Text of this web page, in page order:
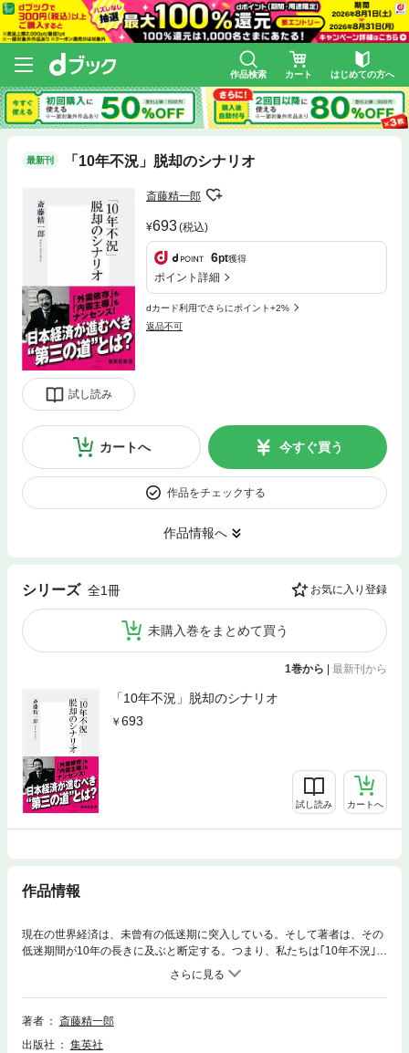
作品検索 カート はじめての方へ
最新刊 「10年不況」脱却のシナリオ
試し読み
斎藤精一郎
693(税込)
6pt獲得
ポイント詳細
dカード利用でさらにポイント+2%
返品不可
カートへ 今すぐ買う
作品をチェックする
作品情報へ
シリーズ 全1冊 お気に入り登録
未購入巻をまとめて買う
1巻から 最新刊から
「10年不況」脱却のシナリオ
693
試し読み カートへ
作品情報
現在の世界経済は、未曾有の低迷期に突入している。そして著者は、その
低迷期間が10年の長きに及ぶと断定する。つまり、私たちは｢10年不況｣の
世界を生きていることになる。そこでは、過去の世界恐慌やバブル崩壊の
教訓は役に立たない。従来の学識や通念を捨て去り、21世紀型マネーの実
態を直視し、大胆なパラダイム転換を断行しなければならない。本書は、
現在の経済情勢をシビアに分析したうえで、小手先の経済政策ではなく、
かないのである。
著者
斎藤精一郎
出版社
集英社